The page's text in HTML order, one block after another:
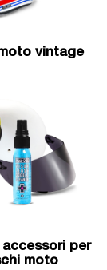
vintage
accessori per
moto